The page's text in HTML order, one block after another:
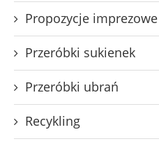
Propozycje imprezowe
Przeróbki sukienek
Przeróbki ubrań
Recykling